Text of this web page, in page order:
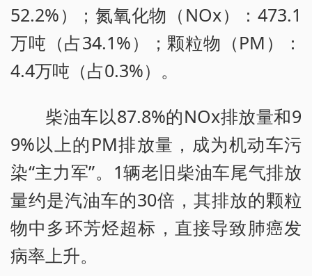
52.2%）；氮氧化物（NOx）：473.1
万吨（占34.1%）；颗粒物（PM）：
4.4万吨（占0.3%）。
柴油车以87.8%的NOx排放量和9
9%以上的PM排放量，成为机动车污
染“主力军”。1辆老旧柴油车尾气排放
量约是汽油车的30倍，其排放的颗粒
物中多环芳烃超标，直接导致肺癌发
病率上升。